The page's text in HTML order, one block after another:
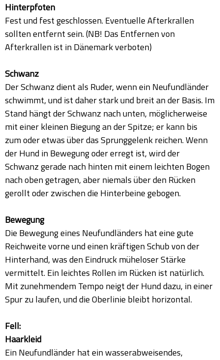
Hinterpfoten
Fest und fest geschlossen. Eventuelle Afterkrallen
sollten entfernt sein. (NB! Das Entfernen von
Afterkrallen ist in Dänemark verboten)
Schwanz
Der Schwanz dient als Ruder, wenn ein Neufundländer
schwimmt, und ist daher stark und breit an der Basis. Im
Stand hängt der Schwanz nach unten, möglicherweise
mit einer kleinen Biegung an der Spitze; er kann bis
zum oder etwas über das Sprunggelenk reichen. Wenn
der Hund in Bewegung oder erregt ist, wird der
Schwanz gerade nach hinten mit einem leichten Bogen
nach oben getragen, aber niemals über den Rücken
gerollt oder zwischen die Hinterbeine gebogen.
Bewegung
Die Bewegung eines Neufundländers hat eine gute
Reichweite vorne und einen kräftigen Schub von der
Hinterhand, was den Eindruck müheloser Stärke
vermittelt. Ein leichtes Rollen im Rücken ist natürlich.
Mit zunehmendem Tempo neigt der Hund dazu, in einer
Spur zu laufen, und die Oberlinie bleibt horizontal.
Fell:
Haarkleid
Ein Neufundländer hat ein wasserabweisendes,